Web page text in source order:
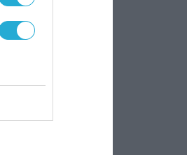
να